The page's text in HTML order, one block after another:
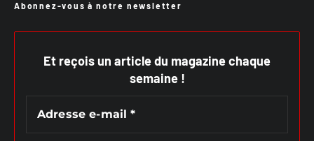
Abonnez-vous à notre newsletter
Et reçois un article du magazine chaque
semaine !